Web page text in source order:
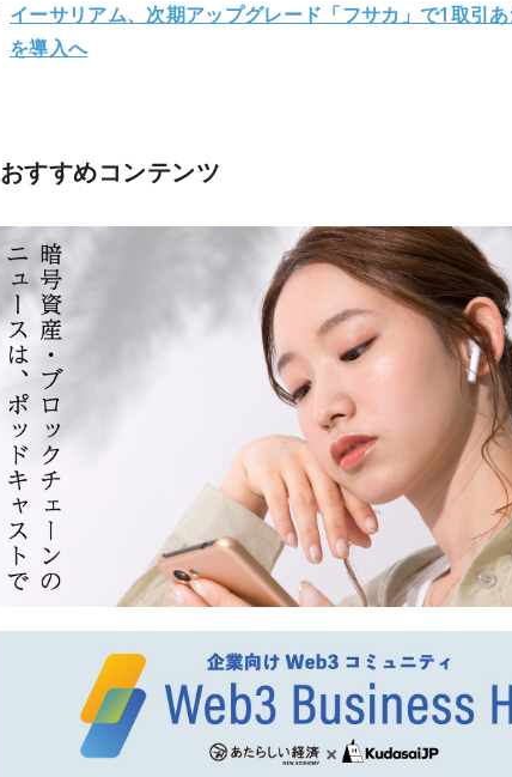
イーサリアム、次期アップグレード「フサカ」で1取引
を導入へ
おすすめコンテンツ